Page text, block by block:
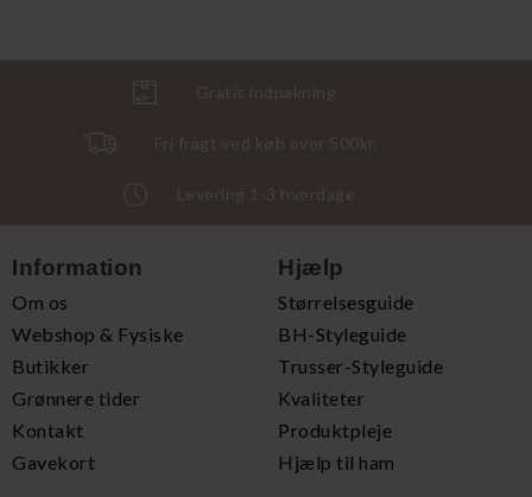
Gratis indpakning
Fri fragt ved køb over 500kr.
Levering 1-3 hverdage
Information
Om os
Webshop & Fysiske
Butikker
Grønnere tider
Kontakt
Gavekort
Hjælp
Størrelsesguide
BH-Styleguide
Trusser-Styleguide
Kvaliteter
Produktpleje
Hjælp til ham